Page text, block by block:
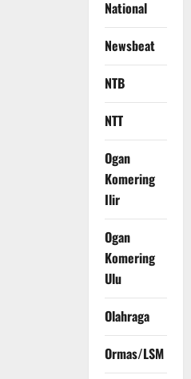
National
Newsbeat
NTB
NTT
Ogan
Komering
Ilir
Ogan
Komering
Ulu
Olahraga
Ormas/LSM